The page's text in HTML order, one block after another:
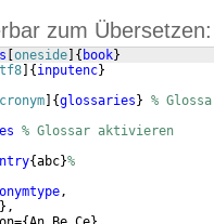
zum Übersetzen:
oneside { book}
{ inputenc}
{glossaries } %
% Glossar aktivieren
{abc}%
,
} ,